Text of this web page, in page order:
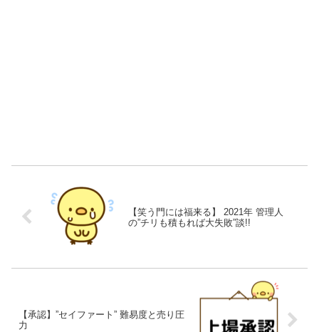
【笑う門には福来る】 2021年 管理人
の”チリも積もれば大失敗”談!!
【承認】”セイファート” 難易度と売り圧
力